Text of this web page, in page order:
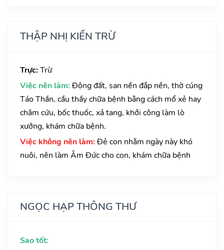
THẬP NHỊ KIẾN TRỪ
Trực: Trừ
Việc nên làm: Động đất, san nền đắp nền, thờ cúng
Táo Thần, cầu thầy chữa bệnh bằng cách mổ xẻ hay
châm cứu, bốc thuốc, xả tang, khởi công làm lò
xưởng, khám chữa bệnh.
Việc không nên làm: Đẻ con nhằm ngày này khó
nuôi, nên làm Âm Đức cho con, khám chữa bệnh
NGỌC HẠP THÔNG THƯ
Sao tốt: